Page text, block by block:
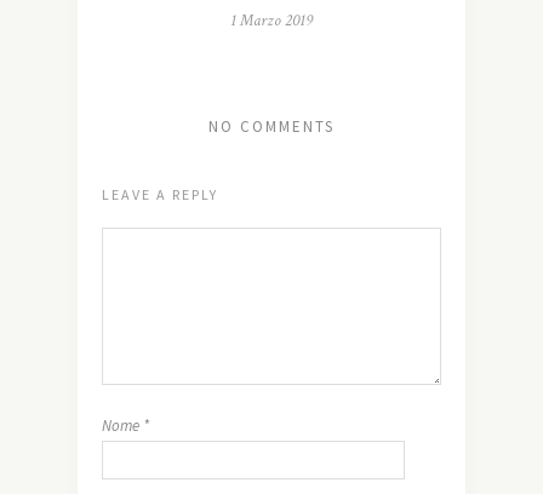
1 Marzo 2019
NO COMMENTS
LEAVE A REPLY
Nome *